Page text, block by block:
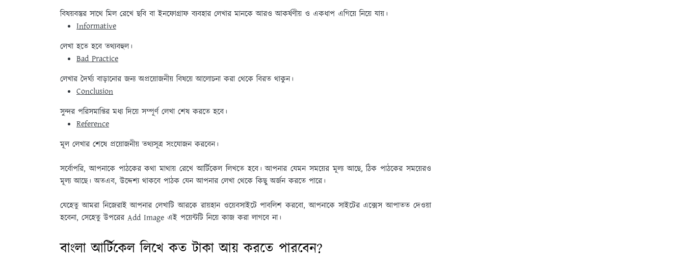
বিষয়বস্তুর সাথে মিল রেখে ছবি বা ইনফোগ্রাফ ব্যবহার লেখার মানকে আরও আকর্ষণীয় ও একধাপ এগিয়ে নিয়ে যায়।
Informative
লেখা হতে হবে তথ্যবহুল।
Bad Practice
লেখার দৈর্ঘ্য বাড়ানোর জন্য অপ্রয়োজনীয় বিষয়ে আলোচনা করা থেকে বিরত থাকুন।
Conclusion
সুন্দর পরিসমাপ্তির মধ্য দিয়ে সম্পূর্ণ লেখা শেষ করতে হবে।
Reference
মূল লেখার শেষে প্রয়োজনীয় তথ্যসূত্র সংযোজন করবেন।
সর্বোপরি, আপনাকে পাঠকের কথা মাথায় রেখে আর্টিকেল লিখতে হবে। আপনার যেমন সময়ের মূল্য আছে, ঠিক পাঠকের সময়েরও
মূল্য আছে। অতএব, উদ্দেশ্য থাকবে পাঠক যেন আপনার লেখা থেকে কিছু অর্জন করতে পারে।
যেহেতু আমরা নিজেরাই আপনার লেখাটি আরকে রায়হান ওয়েবসাইটে পাবলিশ করবো, আপনাকে সাইটের এক্সেস আপাতত দেওয়া
হবেনা, সেহেতু উপরের Add Image এই পয়েন্টটি নিয়ে কাজ করা লাগবে না।
বাংলা আর্টিকেল লিখে কত টাকা আয় করতে পারবেন?